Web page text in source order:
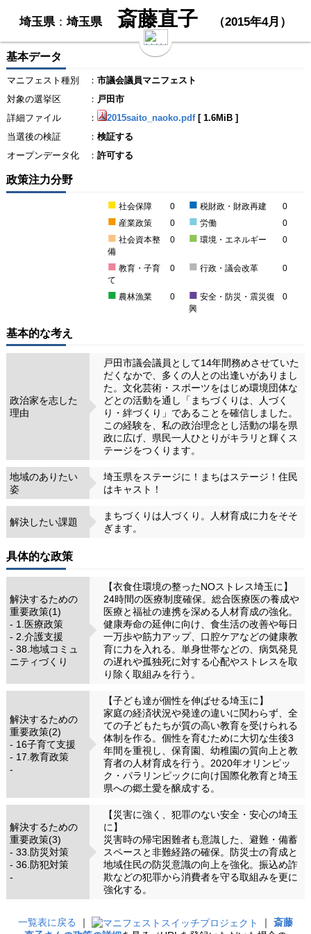
埼玉県：埼玉県 斎藤直子 （2015年4月）
基本データ
マニフェスト種別 ： 市議会議員マニフェスト
対象の選挙区
： 戸田市
詳細ファイル
： 2015saito_naoko.pdf[ 1.6MiB]
当選後の検証
： 検証する
オープンデータ化
： 許可する
政策注力分野
■ 社会保障 0 ■ 税財政・財政再建 0
■ 産業政策 0 ■ 労働 0
■ 社会資本整
備
0 ■ 環境・エネルギー 0
■ 教育・子育
て
0 ■ 行政・議会改革 0
■ 農林漁業 0 ■ 安全・防災・震災復
興
0
基本的な考え
政治家を志した
理由
戸田市議会議員として14年間務めさせていた
だくなかで、多くの人との出逢いがありまし
た。文化芸術・スポーツをはじめ環境団体な
どとの活動を通し「まちづくりは、人づく
り・絆づくり」であることを確信しました。
この経験を、私の政治理念とし活動の場を県
政に広げ、県民一人ひとりがキラリと輝くス
テージをつくります。
地域のありたい
姿
埼玉県をステージに！まちはステージ！住民
はキャスト！
解決したい課題
まちづくりは人づくり。人材育成に力をそそ
ぎます。
具体的な政策
解決するための
重要政策(1)
- 1.医療政策
- 2.介護支援
- 38.地域コミュ
ニティづくり
【衣食住環境の整ったNOストレス埼玉に】
24時間の医療制度確保。総合医療医の養成や
医療と福祉の連携を深める人材育成の強化。
健康寿命の延伸に向け、食生活の改善や毎日
一万歩や筋力アップ、口腔ケアなどの健康教
育に力を入れる。単身世帯などの、病気発見
の遅れや孤独死に対する心配やストレスを取
り除く取組みを行う。
解決するための
重要政策(2)
- 16子育て支援
- 17.教育政策
-
【子ども達が個性を伸ばせる埼玉に】
家庭の経済状況や発達の違いに関わらず、全
ての子どもたちが質の高い教育を受けられる
体制を作る。個性を育むために大切な生後3
年間を重視し、保育園、幼稚園の質向上と教
育者の人材育成を行う。2020年オリンピッ
ク・パラリンピックに向け国際化教育と埼玉
県への郷土愛を醸成する。
解決するための
重要政策(3)
- 33.防災対策
- 36.防犯対策
-
【災害に強く、犯罪のない安全・安心の埼玉
に】
災害時の帰宅困難者も意識した、避難・備蓄
スペースと非難経路の確保。防災士の育成と
地域住民の防災意識の向上を強化。振込め詐
欺などの犯罪から消費者を守る取組みを更に
強化する。
一覧表に戻る ｜ ｜ 斎藤